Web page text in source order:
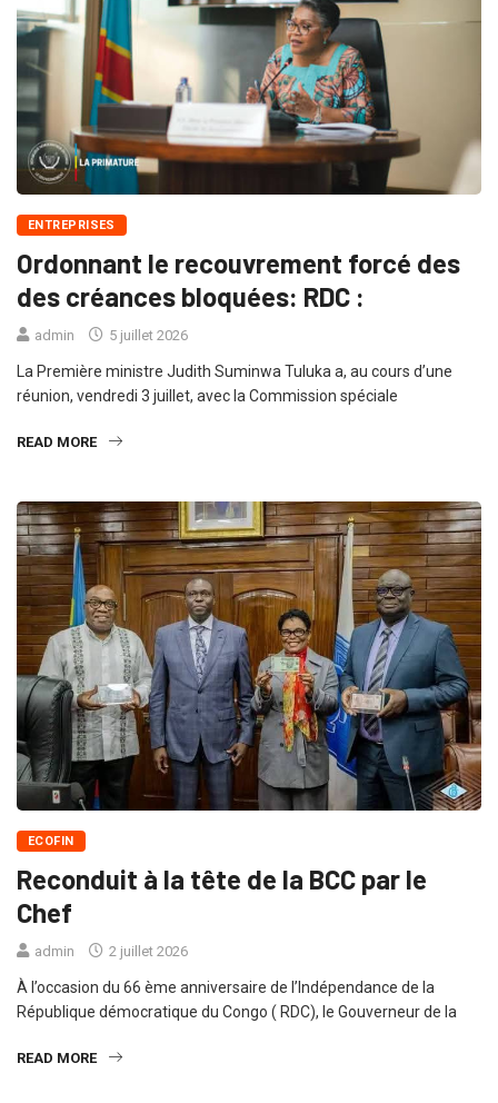
ENTREPRISES
Ordonnant le recouvrement forcé des
des créances bloquées: RDC :
admin 5 juillet 2026
La Première ministre Judith Suminwa Tuluka a, au cours d’une
réunion, vendredi 3 juillet, avec la Commission spéciale
READ MORE
ECOFIN
Reconduit à la tête de la BCC par le
Chef
admin 2 juillet 2026
À l’occasion du 66 ème anniversaire de l’Indépendance de la
République démocratique du Congo ( RDC), le Gouverneur de la
READ MORE